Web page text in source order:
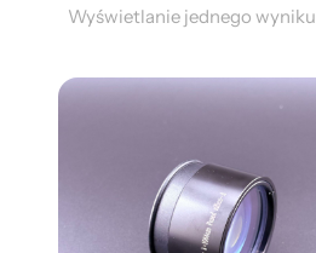
Wyświetlanie jednego wyniku